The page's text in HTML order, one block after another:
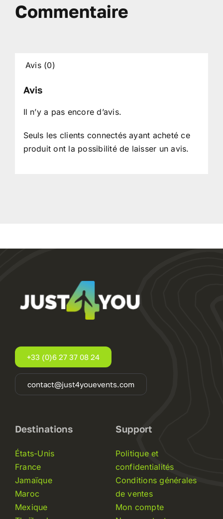
Commentaire
Avis (0)
Avis
Il n’y a pas encore d’avis.
Seuls les clients connectés ayant acheté ce
produit ont la possibilité de laisser un avis.
+33 (0)6 27 37 08 24
contact@just4youevents.com
Destinations
États-Unis
France
Jamaïque
Maroc
Mexique
Support
Politique et
confidentialités
Conditions générales
de ventes
Mon compte